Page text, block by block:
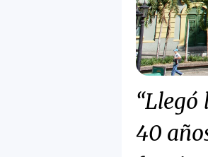
“Llegó
40